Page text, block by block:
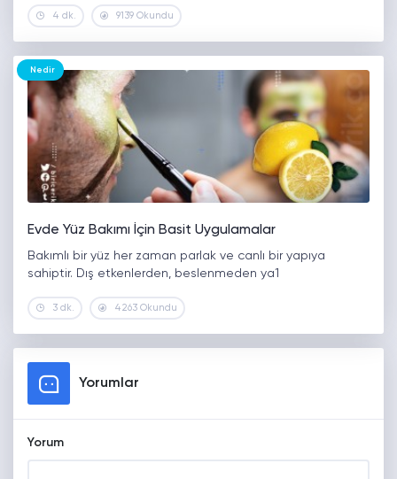
4 dk. 9139 Okundu
Nedir
Evde Yüz Bakımı İçin Basit Uygulamalar
Bakımlı bir yüz her zaman parlak ve canlı bir yapıya
sahiptir. Dış etkenlerden, beslenmeden ya1
3 dk. 4263 Okundu
Yorumlar
Yorum